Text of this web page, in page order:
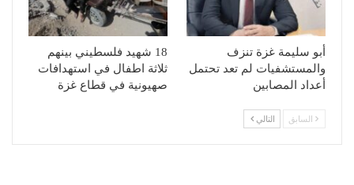
أبو سليمة غزة تنزف
والمستشفيات لم تعد تحتمل
أعداد المصابين
18 شهيد فلسطيني بينهم
ثلاثة اطفال في استهدافات
صهيونية في قطاع غزة
السابق التالي